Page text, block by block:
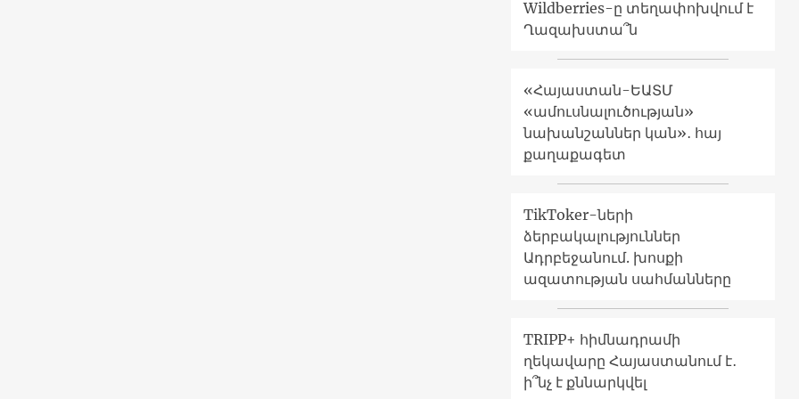
Wildberries-ը տեղափոխվում է
Ղազախստա՞ն
«Հայաստան-ԵԱՏՄ
«ամուսնալուծության»
նախանշաններ կան»․ հայ
քաղաքագետ
TikToker-ների
ձերբակալություններ
Ադրբեջանում. խոսքի
ազատության սահմանները
TRIPP+ հիմնադրամի
ղեկավարը Հայաստանում է․
ի՞նչ է քննարկվել